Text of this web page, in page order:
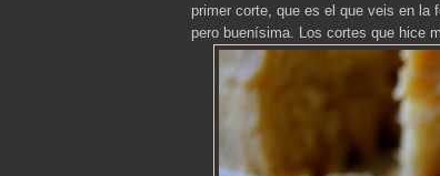
primer corte, que es el que veis en la
pero buenísima. Los cortes que hice